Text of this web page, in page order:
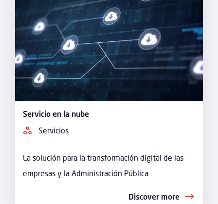
Servicio en la nube
Servicios
La solución para la transformación digital de las
empresas y la Administración Pública
Discover more